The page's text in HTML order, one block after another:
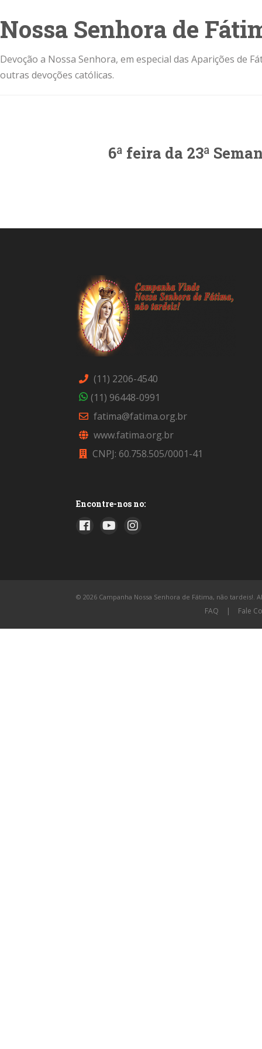
Nossa Senhora de
Devoção a Nossa Senhora, em especial das Aparições de
outras devoções católicas.
6ª feira da 23ª
(11) 2206-4540
(11) 96448-0991
fatima@fatima.org.br
www.fatima.org.br
CNPJ: 60.758.505/0001-41
Encontre-nos no:
© 2026 Campanha Nossa Senhora de Fátima, não tardeis!.
FAQ | Fale